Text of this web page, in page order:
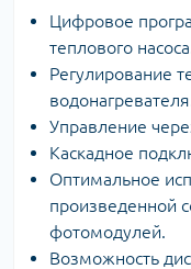
Цифровое
теплового
Регулирование
Управление
Каскадное
Оптимальное
произведенной
фотомодулей.
Возможность